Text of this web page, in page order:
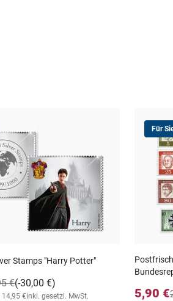
Stamps "Harry Potter"
(-30,00 €)
€
14,95 €inkl. gesetzl. MwSt.
Für
5,90 €